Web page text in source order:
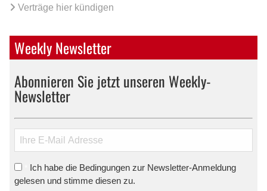
Verträge hier kündigen
Weekly Newsletter
Abonnieren Sie jetzt unseren Weekly-
Newsletter
Ich habe die Bedingungen zur Newsletter-Anmeldung
gelesen und stimme diesen zu.